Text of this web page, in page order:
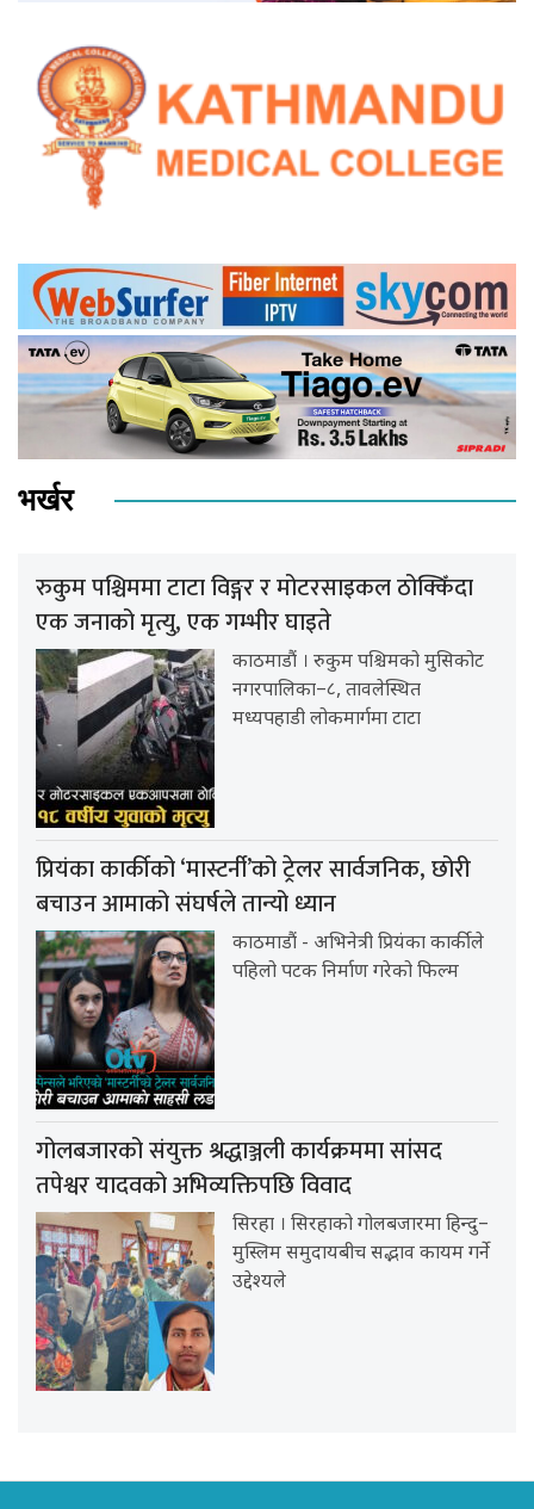
भर्खर
रुकुम पश्चिममा टाटा विङ्गर र मोटरसाइकल ठोक्किँदा
एक जनाको मृत्यु, एक गम्भीर घाइते
काठमाडौं । रुकुम पश्चिमको मुसिकोट
नगरपालिका–८, तावलेस्थित
मध्यपहाडी लोकमार्गमा टाटा
प्रियंका कार्कीको ‘मास्टर्नी’को ट्रेलर सार्वजनिक, छोरी
बचाउन आमाको संघर्षले तान्यो ध्यान
काठमाडौं - अभिनेत्री प्रियंका कार्कीले
पहिलो पटक निर्माण गरेको फिल्म
गोलबजारको संयुक्त श्रद्धाञ्जली कार्यक्रममा सांसद
तपेश्वर यादवको अभिव्यक्तिपछि विवाद
सिरहा । सिरहाको गोलबजारमा हिन्दु–
मुस्लिम समुदायबीच सद्भाव कायम गर्ने
उद्देश्यले